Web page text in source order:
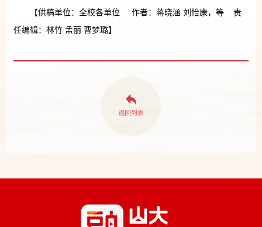
【供稿单位：全校各单位 作者：蒋晓涵 刘怡康，等 责
任编辑：林竹 孟丽 曹梦璐】